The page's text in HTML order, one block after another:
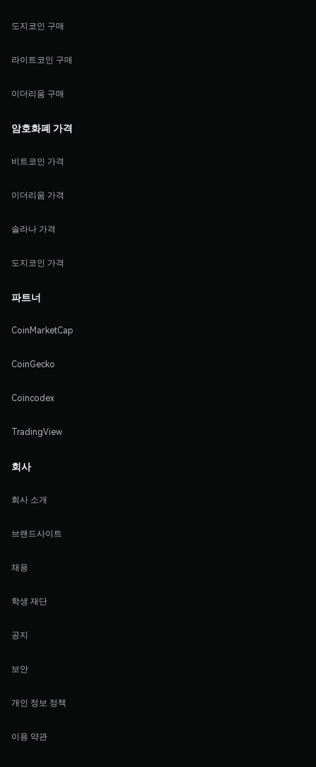
도지코인 구매
라이트코인 구매
이더리움 구매
암호화폐 가격
비트코인 가격
이더리움 가격
솔라나 가격
도지코인 가격
파트너
CoinMarketCap
CoinGecko
Coincodex
TradingView
회사
회사 소개
브랜드사이트
채용
학생 재단
공지
보안
개인 정보 정책
이용 약관